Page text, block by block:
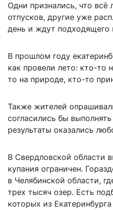
Одни признались, что всё
отпусков, другие уже
день и ждут подходящего
В прошлом году
как провели лето: кто-то
то на природе, кто-то
Также жителей
согласились бы
результаты оказались
В Свердловской области
купания ограничен.
в Челябинской области,
трех тысяч озер. Есть
которых из